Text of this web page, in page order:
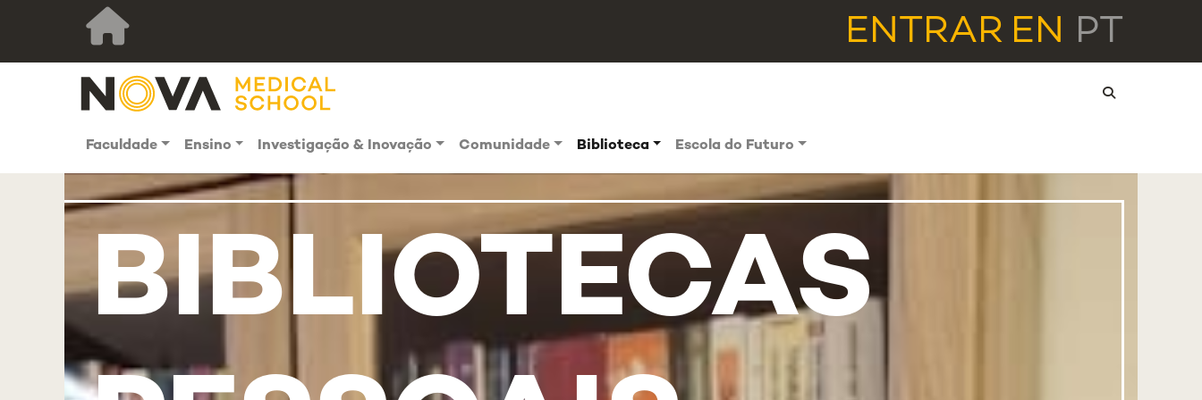
ENTRAR EN PT
Faculdade Ensino Investigação & Inovação Comunidade Biblioteca Escola do Futuro
BIBLIOTECAS